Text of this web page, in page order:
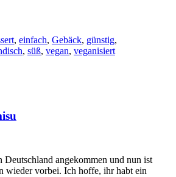
, einfach, Gebäck, günstig,
, süß, vegan, veganisiert
angekommen und nun ist
wieder vorbei. Ich hoffe, ihr habt ein